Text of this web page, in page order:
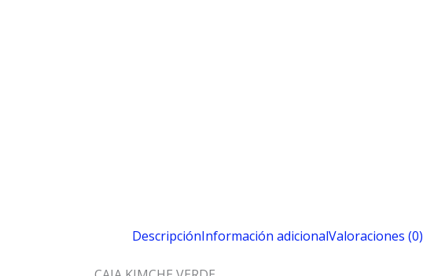
DescripciónInformación adicionalValoraciones (0)